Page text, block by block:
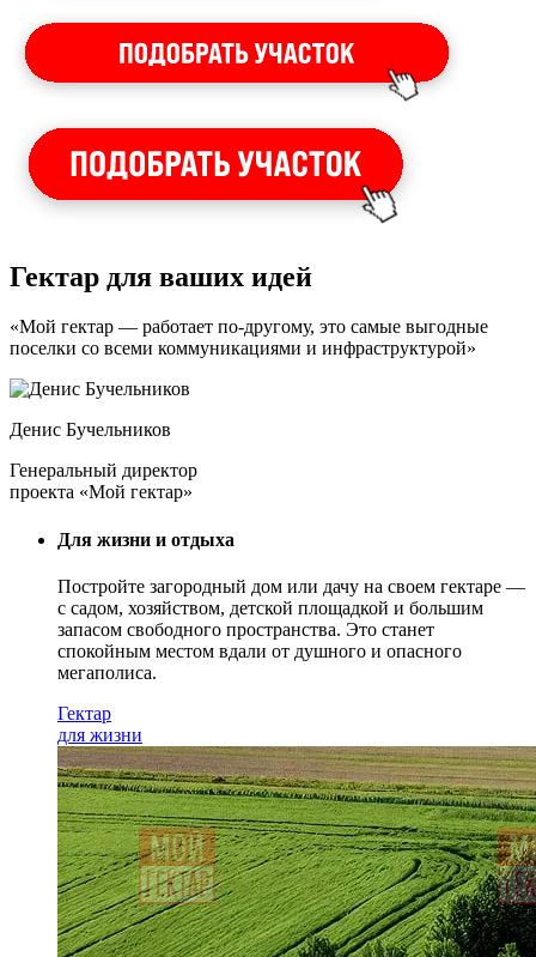
Гектар для ваших идей
«Мой гектар — работает по-другому, это самые выгодные
поселки со всеми коммуникациями и инфраструктурой»
Денис Бучельников
Генеральный директор
проекта «Мой гектар»
Для жизни и отдыха
Постройте загородный дом или дачу на своем гектаре —
с садом, хозяйством, детской площадкой и большим
запасом свободного пространства. Это станет
спокойным местом вдали от душного и опасного
мегаполиса.
Гектар
для жизни